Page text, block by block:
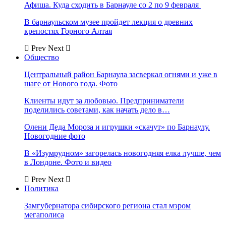
Афиша. Куда сходить в Барнауле со 2 по 9 февраля
В барнаульском музее пройдет лекция о древних
крепостях Горного Алтая
Prev Next
Общество
Центральный район Барнаула засверкал огнями и уже в
шаге от Нового года. Фото
Клиенты идут за любовью. Предприниматели
поделились советами, как начать дело в…
Олени Деда Мороза и игрушки «скачут» по Барнаулу.
Новогодние фото
В «Изумрудном» загорелась новогодняя елка лучше, чем
в Лондоне. Фото и видео
Prev Next
Политика
Замгубернатора сибирского региона стал мэром
мегаполиса